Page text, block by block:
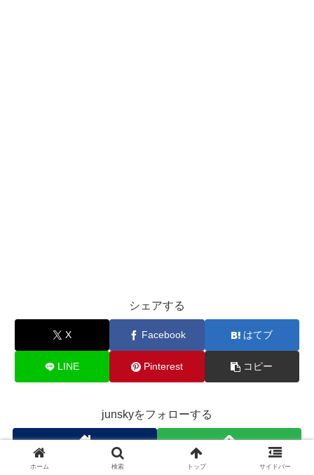
シェアする
X Facebook はてブ
LINE Pinterest コピー
junskyをフォローする
ホーム 検索 トップ サイドバー